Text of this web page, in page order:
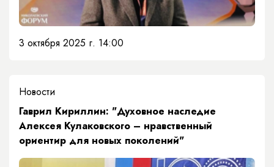
3 октября 2025 г. 14:00
Новости
Гаврил Кириллин: "Духовное наследие
Алексея Кулаковского – нравственный
ориентир для новых поколений"